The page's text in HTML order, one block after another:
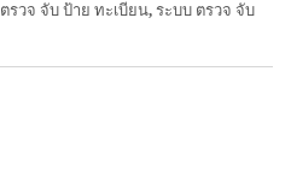
ตรวจ จับ ป้าย ทะเบียน, ระบบ ตรวจ จับ